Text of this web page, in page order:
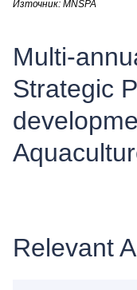
Източник: MNSPA
Multi-
Strategic
Relevant